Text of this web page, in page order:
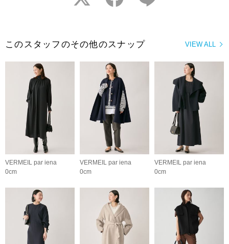
VIEW ALL
このスタッフのその他のスナップ
VERMEIL par iena
0cm
VERMEIL par iena
0cm
VERMEIL par iena
0cm